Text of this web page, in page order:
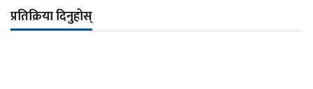
प्रतिक्रिया दिनुहोस्